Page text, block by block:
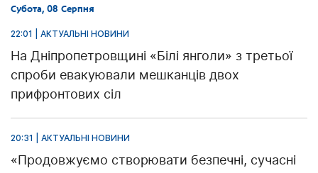
Субота, 08 Серпня
22:01 | АКТУАЛЬНІ НОВИНИ
На Дніпропетровщині «Білі янголи» з третьої
спроби евакуювали мешканців двох
прифронтових сіл
20:31 | АКТУАЛЬНІ НОВИНИ
«Продовжуємо створювати безпечні, сучасні